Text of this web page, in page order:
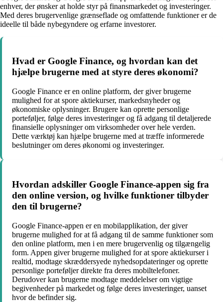
enhver, der ønsker at holde styr på finansmarkedet og investeringer.
Med deres brugervenlige grænseflade og omfattende funktioner er de
ideelle til både nybegyndere og erfarne investorer.
Hvad er Google Finance, og hvordan kan det
hjælpe brugerne med at styre deres økonomi?
Google Finance er en online platform, der giver brugerne
mulighed for at spore aktiekurser, markedsnyheder og
økonomiske oplysninger. Brugere kan oprette personlige
porteføljer, følge deres investeringer og få adgang til detaljerede
finansielle oplysninger om virksomheder over hele verden.
Dette værktøj kan hjælpe brugerne med at træffe informerede
beslutninger om deres økonomi og investeringer.
Hvordan adskiller Google Finance-appen sig fra
den online version, og hvilke funktioner tilbyder
den til brugerne?
Google Finance-appen er en mobilapplikation, der giver
brugerne mulighed for at få adgang til de samme funktioner som
den online platform, men i en mere brugervenlig og tilgængelig
form. Appen giver brugerne mulighed for at spore aktiekurser i
realtid, modtage skræddersyede nyhedsopdateringer og oprette
personlige porteføljer direkte fra deres mobiltelefoner.
Derudover kan brugerne modtage meddelelser om vigtige
begivenheder på markedet og følge deres investeringer, uanset
hvor de befinder sig.